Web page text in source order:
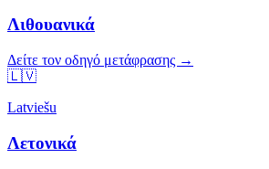
Λιθουανικά
Δείτε τον οδηγό μετάφρασης →
🇱🇻
Latviešu
Λετονικά